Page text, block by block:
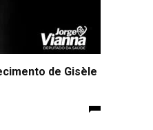
de Gisèle